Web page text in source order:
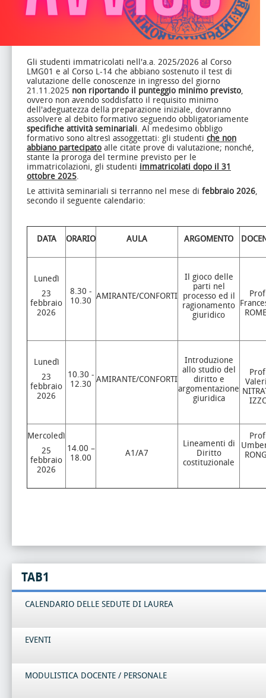
Gli studenti immatricolati nell'a.a. 2025/2026 al Corso
LMG01 e al Corso L-14 che abbiano sostenuto il test di
valutazione delle conoscenze in ingresso del giorno
21.11.2025 non riportando il punteggio minimo previsto,
ovvero non avendo soddisfatto il requisito minimo
dell'adeguatezza della preparazione iniziale, dovranno
assolvere al debito formativo seguendo obbligatoriamente
specifiche attività seminariali. Al medesimo obbligo
formativo sono altresì assoggettati: gli studenti che non
abbiano partecipato alle citate prove di valutazione; nonché,
stante la proroga del termine previsto per le
immatricolazioni, gli studenti immatricolati dopo il 31
ottobre 2025.
Le attività seminariali si terranno nel mese di febbraio 2026,
secondo il seguente calendario:
DATA ORARIO AULA ARGOMENTO
Lunedì
23
febbraio
2026
8.30 -
10.30 AMIRANTE/CONFORTI
Il gioco delle
parti nel
processo ed il
ragionamento
giuridico
Lunedì
23
febbraio
2026
10.30 -
12.30 AMIRANTE/CONFORTI
Introduzione
allo studio del
diritto e
argomentazione
giuridica
Mercoledì
25
febbraio
2026
14.00 –
18.00
A1/A7
Lineamenti di
Diritto
costituzionale
TAB1
CALENDARIO DELLE SEDUTE DI LAUREA
EVENTI
MODULISTICA DOCENTE / PERSONALE